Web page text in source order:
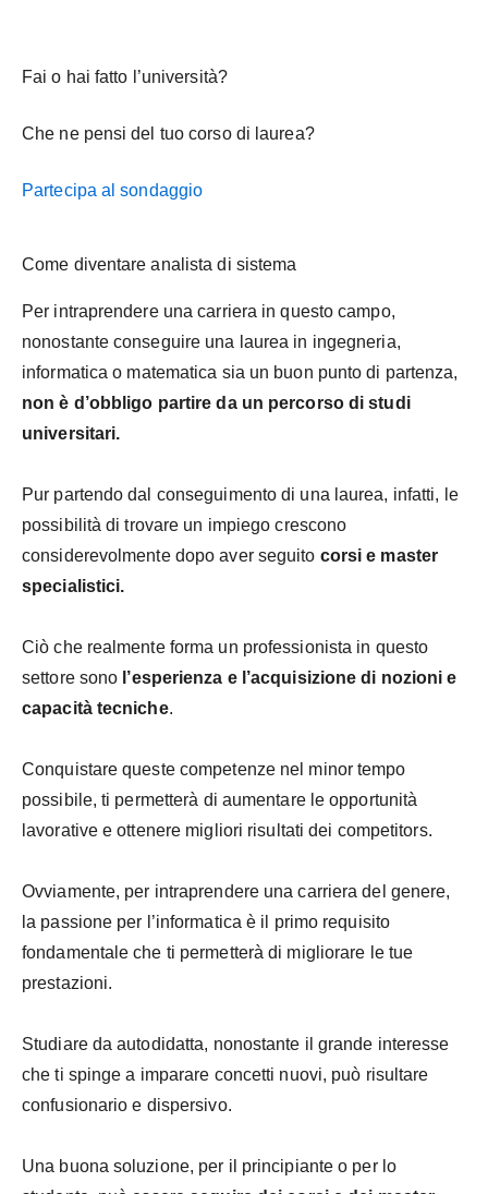
Fai o hai fatto l’università?
Che ne pensi del tuo corso di laurea?
Partecipa al sondaggio
Come diventare analista di sistema
Per intraprendere una carriera in questo campo,
nonostante conseguire una laurea in ingegneria,
informatica o matematica sia un buon punto di partenza,
non è d’obbligo partire da un percorso di studi
universitari.
Pur partendo dal conseguimento di una laurea, infatti, le
possibilità di trovare un impiego crescono
considerevolmente dopo aver seguito corsi e master
specialistici.
Ciò che realmente forma un professionista in questo
settore sono l’esperienza e l’acquisizione di nozioni e
capacità tecniche.
Conquistare queste competenze nel minor tempo
possibile, ti permetterà di aumentare le opportunità
lavorative e ottenere migliori risultati dei competitors.
Ovviamente, per intraprendere una carriera del genere,
la passione per l’informatica è il primo requisito
fondamentale che ti permetterà di migliorare le tue
prestazioni.
Studiare da autodidatta, nonostante il grande interesse
che ti spinge a imparare concetti nuovi, può risultare
confusionario e dispersivo.
Una buona soluzione, per il principiante o per lo